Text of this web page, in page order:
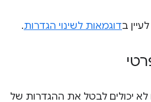
בדוגמאות לשינוי הגדרות.
לא יכולים לבטל את ההגדרות של